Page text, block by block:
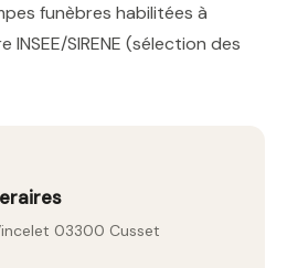
funèbres habilitées à
INSEE/SIRENE (sélection des
03300 Cusset